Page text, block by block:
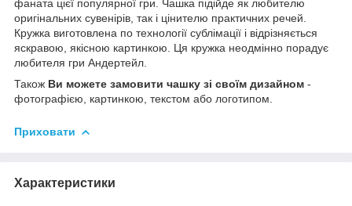
фаната цієї популярної гри. Чашка підійде як любителю
оригінальних сувенірів, так і цінителю практичних речей.
Кружка виготовлена по технології сублімації і відрізняється
яскравою, якісною картинкою. Ця кружка неодмінно порадує
любителя гри Андертейл.
Також Ви можете замовити чашку зі своїм дизайном -
фотографією, картинкою, текстом або логотипом.
Приховати
Характеристики